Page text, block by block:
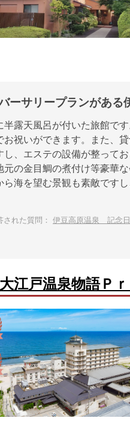
ーサリープランがある
半露天風呂が付いた旅館で
お祝いができます。また、
し、エステの設備が整って
元の金目鯛の煮付け等豪華
ら海を望む景観も素敵です
された質問： 伊豆高原温泉 記念日プ
大江戸温泉物語Ｐ